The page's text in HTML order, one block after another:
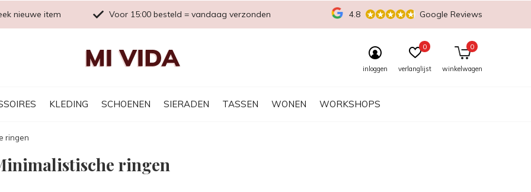
KLEDING SCHOENEN SIERADEN TASSEN WONEN WORKSHOPS
inloggen verlanglijst
0
winkelwagen
0
nieuwe item Voor 15:00 besteld = vandaag verzonden 4.8 Google Reviews
ringen
ringen